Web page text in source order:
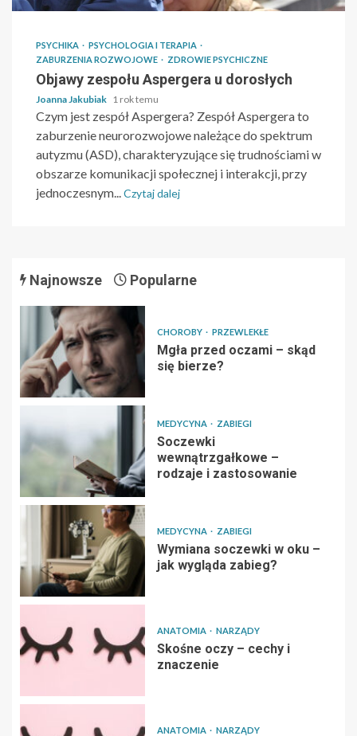
PSYCHIKA
PSYCHOLOGIA I TERAPIA
ZABURZENIA ROZWOJOWE
ZDROWIE PSYCHICZNE
Objawy zespołu Aspergera u dorosłych
Joanna Jakubiak 1 rok temu
Czym jest zespół Aspergera? Zespół Aspergera to
zaburzenie neurorozwojowe należące do spektrum
autyzmu (ASD), charakteryzujące się trudnościami w
obszarze komunikacji społecznej i interakcji, przy
jednoczesnym...Czytaj dalej
Najnowsze Popularne
CHOROBY PRZEWLEKŁE
Mgła przed oczami – skąd
się bierze?
MEDYCYNA ZABIEGI
Soczewki
wewnątrzgałkowe –
rodzaje i zastosowanie
MEDYCYNA ZABIEGI
Wymiana soczewki w oku –
jak wygląda zabieg?
ANATOMIA NARZĄDY
Skośne oczy – cechy i
znaczenie
ANATOMIA NARZĄDY